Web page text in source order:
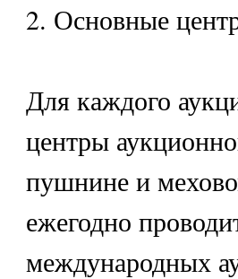
2. Основные
Для каждого
центры
пушнине и
ежегодно
международных